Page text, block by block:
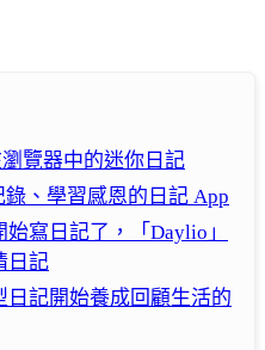
瀏覽器中的迷你日記
錄、學習感恩的日記 App
寫日記了，「Daylio」
日記
日記開始養成回顧生活的